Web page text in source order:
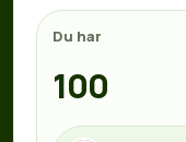
Du har